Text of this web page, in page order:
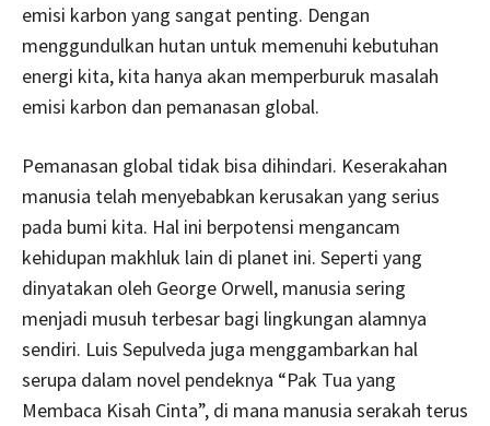
emisi karbon yang sangat penting. Dengan
menggundulkan hutan untuk memenuhi kebutuhan
energi kita, kita hanya akan memperburuk masalah
emisi karbon dan pemanasan global.
Pemanasan global tidak bisa dihindari. Keserakahan
manusia telah menyebabkan kerusakan yang serius
pada bumi kita. Hal ini berpotensi mengancam
kehidupan makhluk lain di planet ini. Seperti yang
dinyatakan oleh George Orwell, manusia sering
menjadi musuh terbesar bagi lingkungan alamnya
sendiri. Luis Sepulveda juga menggambarkan hal
serupa dalam novel pendeknya “Pak Tua yang
Membaca Kisah Cinta”, di mana manusia serakah terus